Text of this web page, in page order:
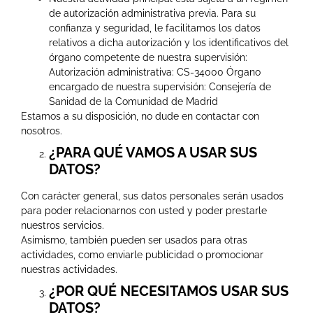
de autorización administrativa previa. Para su
confianza y seguridad, le facilitamos los datos
relativos a dicha autorización y los identificativos del
órgano competente de nuestra supervisión:
Autorización administrativa: CS-34000 Órgano
encargado de nuestra supervisión: Consejería de
Sanidad de la Comunidad de Madrid
Estamos a su disposición, no dude en contactar con
nosotros.
¿PARA QUÉ VAMOS A USAR SUS
DATOS?
Con carácter general, sus datos personales serán usados
para poder relacionarnos con usted y poder prestarle
nuestros servicios.
Asimismo, también pueden ser usados para otras
actividades, como enviarle publicidad o promocionar
nuestras actividades.
¿POR QUÉ NECESITAMOS USAR SUS
DATOS?